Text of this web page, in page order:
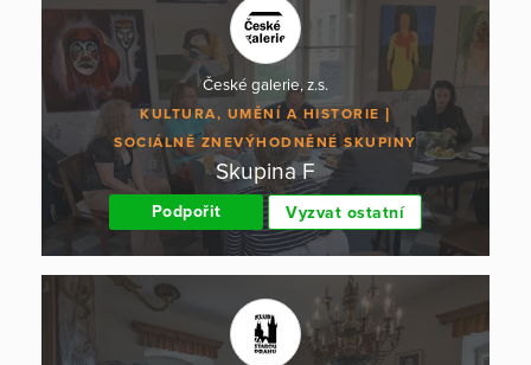
České galerie, z.s.
KULTURA, UMĚNÍ A HISTORIE
SOCIÁLNĚ ZNEVÝHODNĚNÉ SKUPINY
Skupina F
Podpořit Vyzvat ostatní